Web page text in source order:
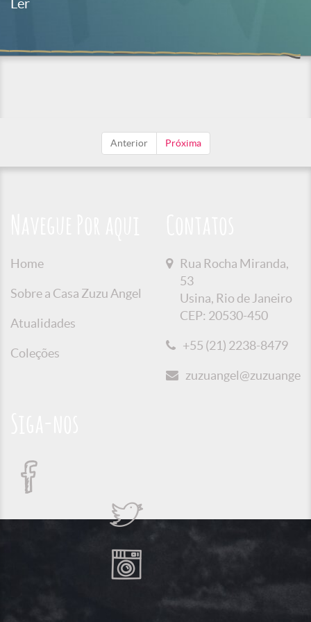
Ler
Anterior Próxima
Home
Sobre a Casa Zuzu Angel
Atualidades
Coleções
Rua Rocha Miranda,
53
Usina, Rio de Janeiro
CEP: 20530-450
+55 (21) 2238-8479